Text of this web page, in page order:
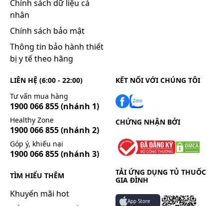
Thận trọng khi sử dụng
Chưa tìm thấy tài liệu.
Khả năng lái xe và vận hành máy móc
Thuốc Dilodin Dhg 5X10 hầu như không ảnh
móc.
Thời kỳ mang thai và cho con bú
Các nghiên cứu ở động vật cho thấy thuốc
không có khả năng gây quái thai và cho đến nay
không có một tác dụng xấu nào được ghi nhận.
Chưa có số liệu vể khả năng thuốc có qua được
sữa mẹ hay không. Không dùng thuốc cho phụ
nữ có thai và cho con bú.
Tương tác thuốc có thể làm thay đổi khả năng
Chính sách dữ liệu cá
nhân
Chính sách bảo mật
Thông tin bảo hành thiết
bị y tế theo hãng
LIÊN HỆ (6:00 - 22:00)
Tư vấn mua hàng
1900 066 855(nhánh 1)
Healthy Zone
1900 066 855(nhánh 2)
Góp ý, khiếu nại
1900 066 855(nhánh 3)
TÌM HIỂU THÊM
Khuyến mãi hot
KẾT NỐI VỚI CHÚNG TÔI
CHỨNG NHẬN BỞI
TẢI ỨNG DỤNG TỦ THUỐC
GIA ĐÌNH
App Store